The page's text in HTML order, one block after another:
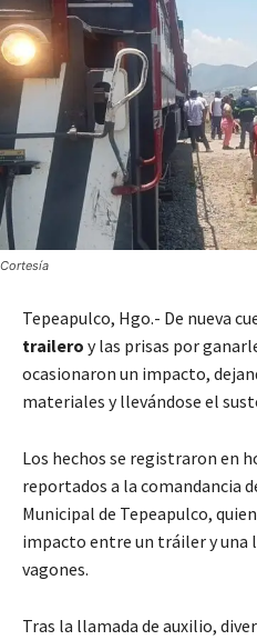
Cortesía
Tepeapulco, Hgo.- De nueva
trailero y las prisas por
ocasionaron un impacto,
materiales y llevándose el
Los hechos se registraron en
reportados a la comandancia
Municipal de Tepeapulco,
impacto entre un tráiler y una
vagones.
Tras la llamada de auxilio,